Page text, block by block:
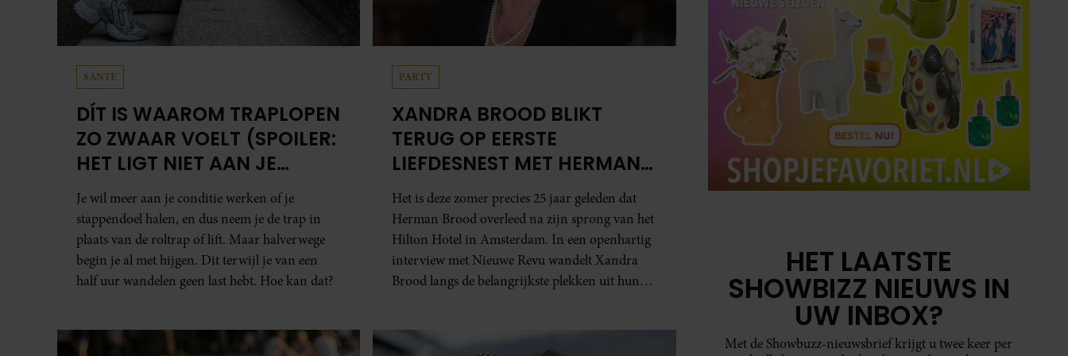
SANTE
DÍT IS WAAROM TRAPLOPEN
ZO ZWAAR VOELT (SPOILER:
HET LIGT NIET AAN JE
CONDITIE)
Je wil meer aan je conditie werken of je
stappendoel halen, en dus neem je de trap in
plaats van de roltrap of lift. Maar halverwege
begin je al met hijgen. Dit terwijl je van een
half uur wandelen geen last hebt. Hoe kan dat?
PARTY
XANDRA BROOD BLIKT
TERUG OP EERSTE
LIEFDESNEST MET HERMAN
BROOD: “HIER IS LOLA
GEBOREN”
Het is deze zomer precies 25 jaar geleden dat
Herman Brood overleed na zijn sprong van het
Hilton Hotel in Amsterdam. In een openhartig
interview met Nieuwe Revu wandelt Xandra
Brood langs de belangrijkste plekken uit hun
aan herinneringen op. Daar begon hun leven
HET LAATSTE
SHOWBIZZ NIEUWS IN
UW INBOX?
Met de Showbuzz-nieuwsbrief krijgt u twee keer per